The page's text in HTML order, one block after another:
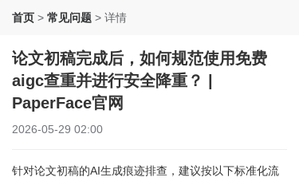
首页 > 常见问题 > 详情
论文初稿完成后，如何规范使用免费
aigc查重并进行安全降重？ |
PaperFace官网
2026-05-29 02:00
针对论文初稿的AI生成痕迹排查，建议按以下标准化流